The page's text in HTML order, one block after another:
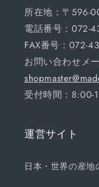
所在地：〒596-
電話番号：072-
FAX番号：072-
お問い合わせメ
受付時間：
運営サイト
日本・世界の産